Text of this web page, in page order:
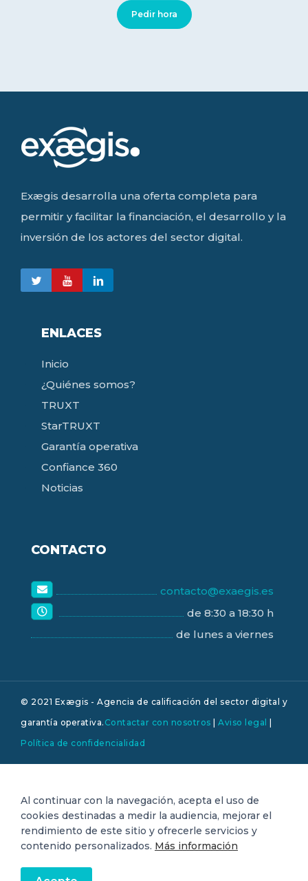
Pedir hora
Exægis desarrolla una oferta completa para
permitir y facilitar la financiación, el desarrollo y la
inversión de los actores del sector digital.
ENLACES
Inicio
¿Quiénes somos?
TRUXT
StarTRUXT
Garantía operativa
Confiance 360
Noticias
CONTACTO
contacto@exaegis.es
de 8:30 a 18:30 h
de lunes a viernes
© 2021 Exægis - Agencia de calificación del sector digital y
garantía operativa. Contactar con nosotros | Aviso legal |
Política de confidencialidad
Al continuar con la navegación, acepta el uso de
cookies destinadas a medir la audiencia, mejorar el
rendimiento de este sitio y ofrecerle servicios y
contenido personalizados. Más información